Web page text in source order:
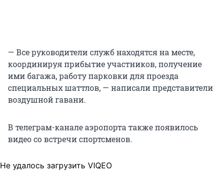
— Все руководители служб находятся на месте,
координируя прибытие участников, получение
ими багажа, работу парковки для проезда
специальных шаттлов, — написали представители
воздушной гавани.
В телеграм-канале аэропорта также появилось
видео со встречи спортсменов.
Не удалось загрузить VIQEO